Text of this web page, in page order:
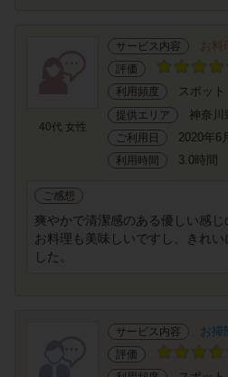
40代 女性
サービス内容 お料
評価
利用頻度
スポット
提供エリア 神奈川
ご利用日 2020年6
利用時間 3.0時間
ご感想
爽やかで清潔感のある優しい感じ
お料理も美味しいですし、きれ
した。
サービス内容 お掃
評価